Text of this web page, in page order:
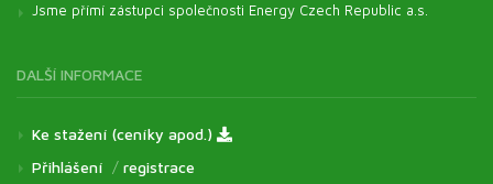
Jsme přímí zástupci společnosti Energy Czech Republic a.s.
DALŠÍ INFORMACE
Ke stažení (ceníky apod.)
Přihlášení / registrace